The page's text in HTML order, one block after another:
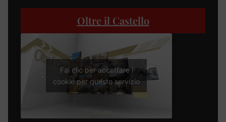
Oltre il Castello
Fai clic per accettare i
cookie per questo servizio